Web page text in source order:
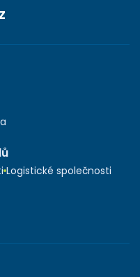
Logistické společnosti